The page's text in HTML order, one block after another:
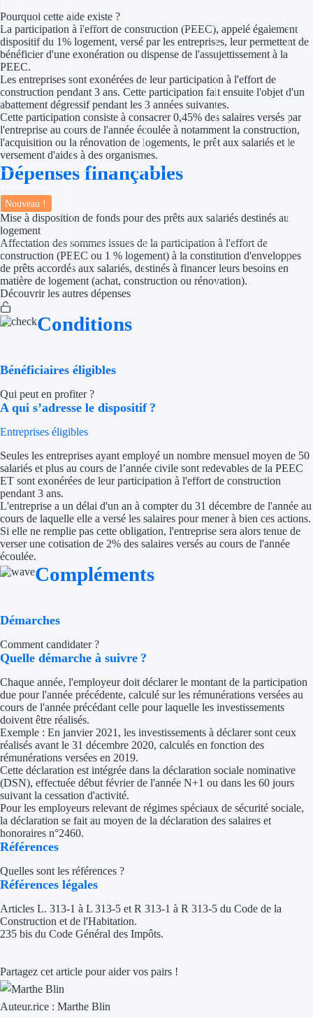
Prêt
Prêt
Avance
Aides
Ouvrage
Territoires
Régions de A à H
Aides Région
Aides Région
Aides Région
Régions de I à P
Aides Région Île-
Pourquoi cette aide existe ?
La participation à l'effort de construction (PEEC), appelé également
dispositif du 1% logement, versé par les entreprises, leur permettent de
bénéficier d'une exonération ou dispense de l'assujettissement à la
PEEC.
Les entreprises sont exonérées de leur participation à l'effort de
construction pendant 3 ans. Cette participation fait ensuite l'objet d'un
abattement dégressif pendant les 3 années suivantes.
Cette participation consiste à consacrer 0,45% des salaires versés par
l'entreprise au cours de l'année écoulée à notamment la construction,
l'acquisition ou la rénovation de logements, le prêt aux salariés et le
versement d'aides à des organismes.
Dépenses finançables
Nouveau !
Mise à disposition de fonds pour des prêts aux salariés destinés au
logement
Affectation des sommes issues de la participation à l'effort de
construction (PEEC ou 1 % logement) à la constitution d'enveloppes
de prêts accordés aux salariés, destinés à financer leurs besoins en
matière de logement (achat, construction ou rénovation).
Découvrir les autres dépenses
Conditions
Bénéficiaires éligibles
Qui peut en profiter ?
A qui s’adresse le dispositif ?
Entreprises éligibles
Seules les entreprises ayant employé un nombre mensuel moyen de 50
salariés et plus au cours de l’année civile sont redevables de la PEEC
ET sont exonérées de leur participation à l'effort de construction
pendant 3 ans.
L'entreprise a un délai d'un an à compter du 31 décembre de l'année au
cours de laquelle elle a versé les salaires pour mener à bien ces actions.
Si elle ne remplie pas cette obligation, l'entreprise sera alors tenue de
verser une cotisation de 2% des salaires versés au cours de l'année
écoulée.
Compléments
Démarches
Comment candidater ?
Quelle démarche à suivre ?
Chaque année, l'employeur doit déclarer le montant de la participation
due pour l'année précédente, calculé sur les rémunérations versées au
cours de l'année précédant celle pour laquelle les investissements
doivent être réalisés.
Exemple : En janvier 2021, les investissements à déclarer sont ceux
réalisés avant le 31 décembre 2020, calculés en fonction des
rémunérations versées en 2019.
Cette déclaration est intégrée dans la déclaration sociale nominative
(DSN), effectuée début février de l'année N+1 ou dans les 60 jours
suivant la cessation d'activité.
Pour les employeurs relevant de régimes spéciaux de sécurité sociale,
la déclaration se fait au moyen de la déclaration des salaires et
honoraires n°2460.
Références
Quelles sont les références ?
Références légales
Articles L. 313-1 à L 313-5 et R 313-1 à R 313-5 du Code de la
Construction et de l'Habitation.
235 bis du Code Général des Impôts.
Partagez cet article pour aider vos pairs !
Auteur.rice : Marthe Blin